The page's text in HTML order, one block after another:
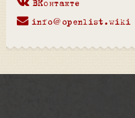
ВКонтакте
info@openlist.wiki